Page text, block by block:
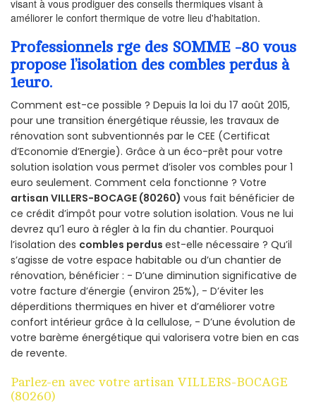
visant à vous prodiguer des conseils thermiques visant à
améliorer le confort thermique de votre lieu d'habitation.
Professionnels rge des SOMME -80 vous
propose l’isolation des combles perdus à
1euro.
Comment est-ce possible ? Depuis la loi du 17 août 2015,
pour une transition énergétique réussie, les travaux de
rénovation sont subventionnés par le CEE (Certificat
d’Economie d’Energie). Grâce à un éco-prêt pour votre
solution isolation vous permet d’isoler vos combles pour 1
euro seulement. Comment cela fonctionne ? Votre
artisan VILLERS-BOCAGE (80260) vous fait bénéficier de
ce crédit d’impôt pour votre solution isolation. Vous ne lui
devrez qu’1 euro à régler à la fin du chantier. Pourquoi
l’isolation des combles perdus est-elle nécessaire ? Qu’il
s’agisse de votre espace habitable ou d’un chantier de
rénovation, bénéficier : - D’une diminution significative de
votre facture d’énergie (environ 25%), - D’éviter les
déperditions thermiques en hiver et d’améliorer votre
confort intérieur grâce à la cellulose, - D’une évolution de
votre barème énergétique qui valorisera votre bien en cas
de revente.
Parlez-en avec votre artisan VILLERS-BOCAGE
(80260)